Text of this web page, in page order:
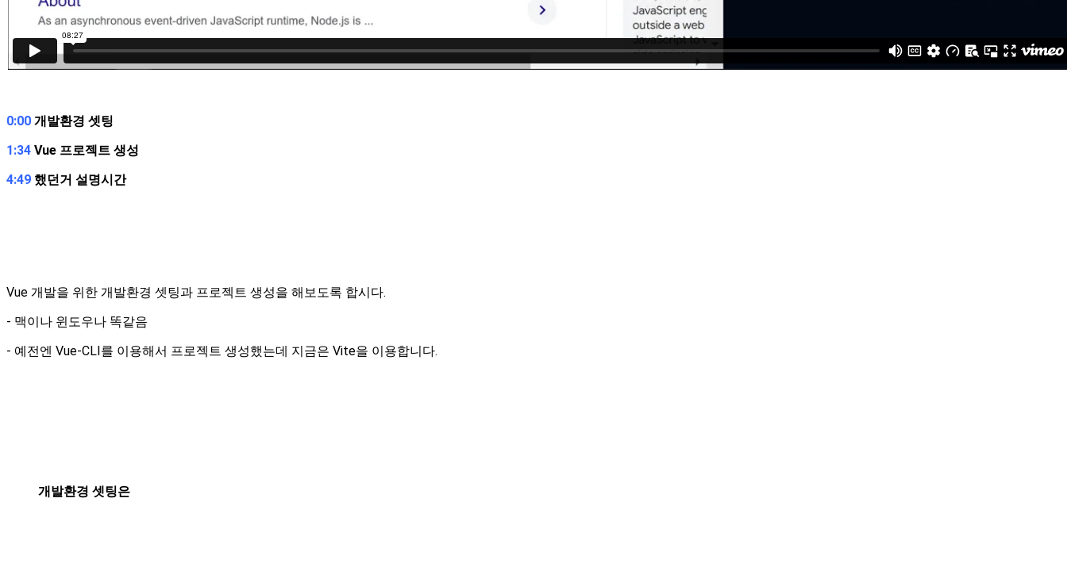
0:00 개발환경 셋팅
1:34 Vue 프로젝트 생성
4:49 했던거 설명시간
Vue 개발을 위한 개발환경 셋팅과 프로젝트 생성을 해보도록 합시다.
- 맥이나 윈도우나 똑같음
- 예전엔 Vue-CLI를 이용해서 프로젝트 생성했는데 지금은 Vite을 이용합니다.
개발환경 셋팅은